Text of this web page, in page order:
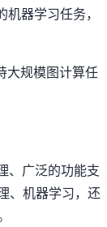
器学习任务，
大规模图计算任
、广泛的功能支
、机器学习，还